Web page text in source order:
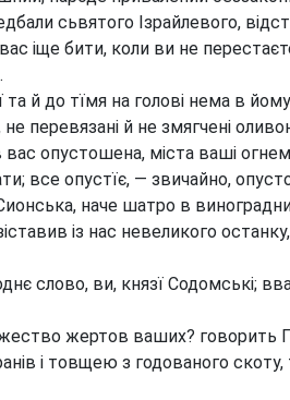
сьвятого Ізрайлевого,
іще бити, коли ви не
та й до тїмя на голові нема в
перевязані й не змягчені
опустошена, міста ваші
все опустїє, — звичайно,
наче шатро в
із нас невеликого
слово, ви, князї Содомські;
жертов ваших? говорить
і товщею з годованого скоту,